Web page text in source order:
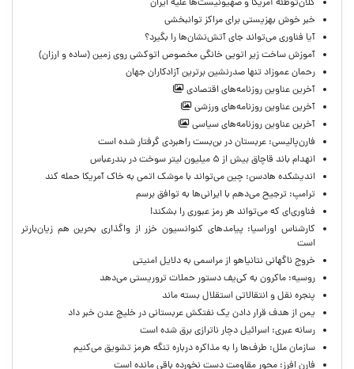
کلان‌توطئه آمریکا و صهیونیست‌ها علیه ایران
خبر خوش بهزیستی برای مراکز توانبخشی
آیا فناوری می‌تواند جای آتش‌نشان‌ها را بگیرد؟
آموزش ساخت زیر اتویی خانگی مخصوص اتوکشی روی زمین (ساده و ارزان)
رحمان عموزاد تنها صدرنشین برترین آزادکاران جهان
آخرین عناوین روزنامه‌های اقتصادی
آخرین عناوین روزنامه‌های ورزشی
آخرین عناوین روزنامه‌های سیاسی
فارن‌پالیسی: عربستان در بن‌بست راهبردی گرفتار شده است
انهدام باند قاچاق بیش از ۵ میلیون لیتر سوخت در بندرعباس
اندیشکده هادسن: چین می‌تواند با موشک اتمی به خاک آمریکا حمله کند
ترامپ: ترجیح می‌دهم با ایرانی‌‌ها به توافق برسم
فناوری‌ای که می‌تواند هر رمز عبوری را بشکند!
کارشناس اوراسیا: پیامدهای کنوانسیون خزر از واگذاری بحرین هم زیان‌بارتر
است
خروج ناگهانی نتانیاهو از مراسمی به دلایل امنیتی
روسیه: ماکرون به کی‌یف دستور حملات تروریستی می‌دهد
پنجره‌ نقل و انتقالاتی استقلال بسته ماند
یمن از هدف قرار دادن یک نفتکش عربستانی در خلیج عدن خبر داد
رسانه عبری: اسرائیل دچار ناترازی برق شده است
سازمان ملل: طرف‌ها را به مذاکره درباره تنگه هرمز تشویق می‌کنیم
فارن افرز: محور مقاومت دست نخورده باقی مانده است